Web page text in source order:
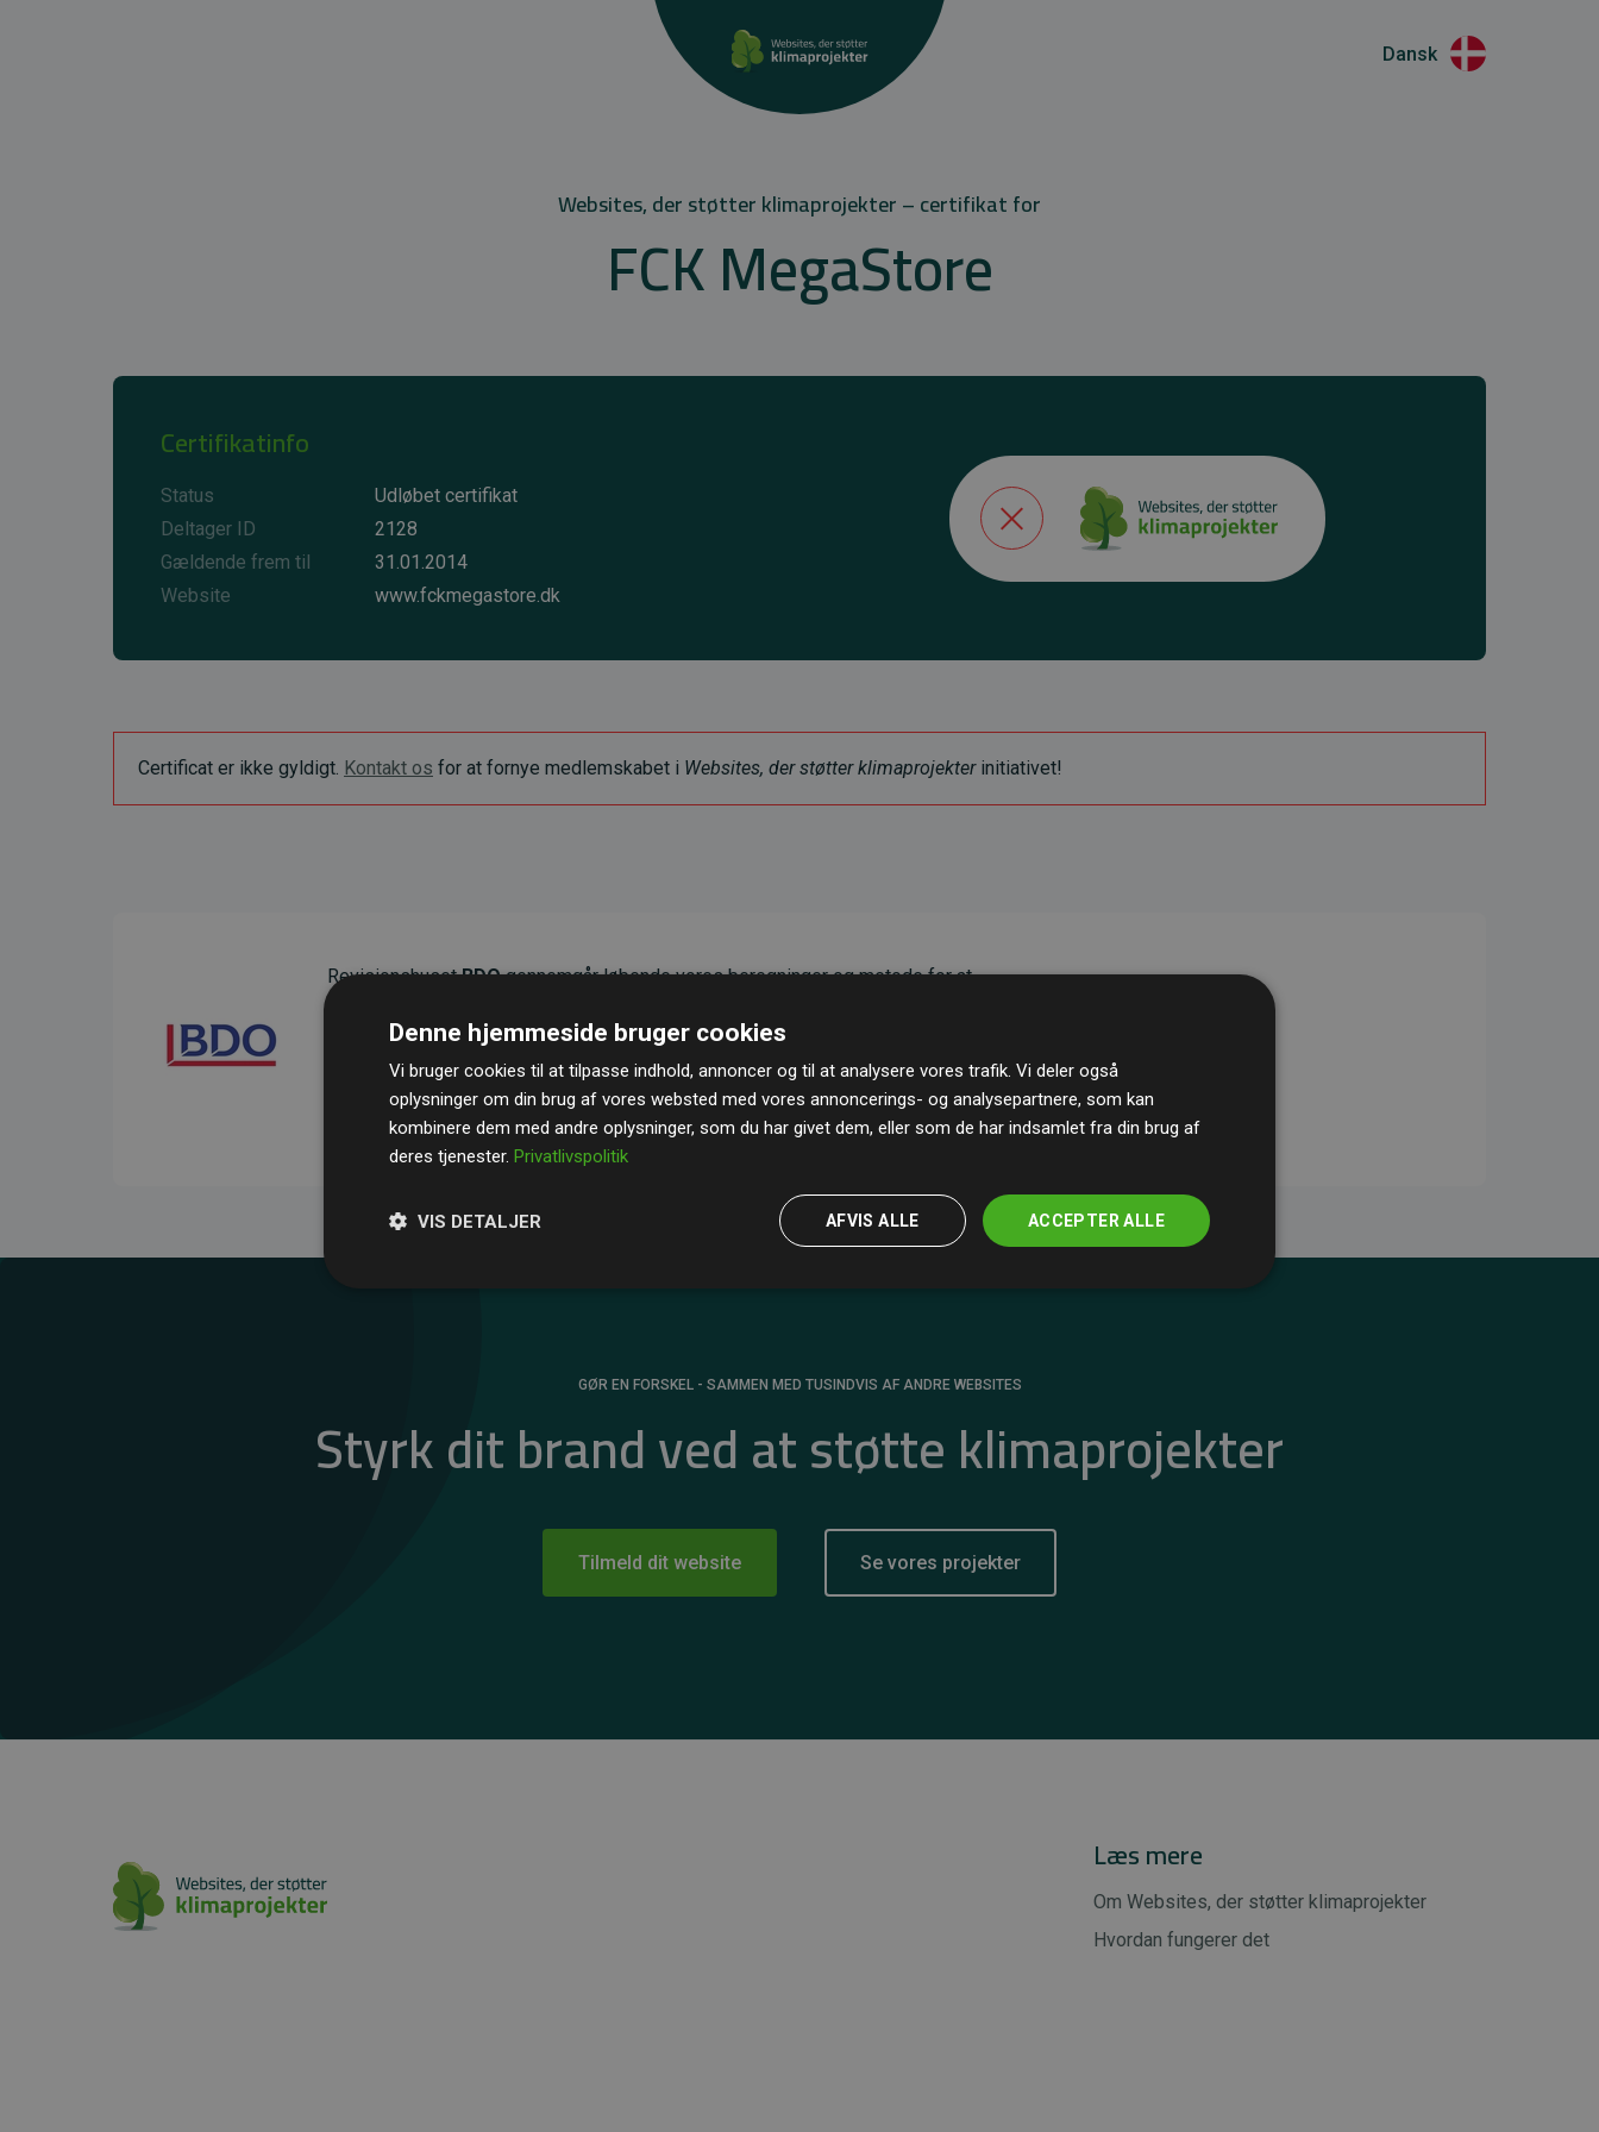
Dansk
Websites, der støtter klimaprojekter – certifikat for
FCK MegaStore
Certifikatinfo
Status
Udløbet certifikat
Deltager ID
2128
Gældende frem til
31.01.2014
Website
www.fckmegastore.dk
Certificat er ikke gyldigt. Kontakt os for at fornye medlemskabet i Websites, der støtter klimaprojekterinitiativet!
RevisionshusetBDOgennemgår løbende vores beregninger og metode for at
gennemsnit kompenserer for
200% af medlemmernes websites estimerede
CO₂-udledninger .
GØR EN FORSKEL - SAMMEN MED TUSINDVIS AF ANDRE WEBSITES
Styrk dit brand ved at støtte klimaprojekter
Tilmeld dit website Se vores projekter
Læs mere
Om Websites, der støtter klimaprojekter
Hvordan fungerer det
Denne hjemmeside bruger cookies
Vi bruger cookies til at tilpasse indhold, annoncer og til at analysere vores trafik. Vi deler også
oplysninger om din brug af vores websted med vores annoncerings- og analysepartnere, som kan
kombinere dem med andre oplysninger, som du har givet dem, eller som de har indsamlet fra din brug af
deres tjenester. Privatlivspolitik
ACCEPTER ALLE
AFVIS ALLE
VIS DETALJER